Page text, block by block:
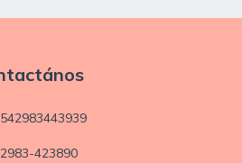
542983443939
2983-423890